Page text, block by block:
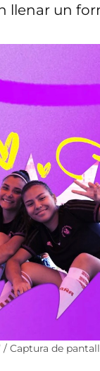
llenar un
/ Captura de